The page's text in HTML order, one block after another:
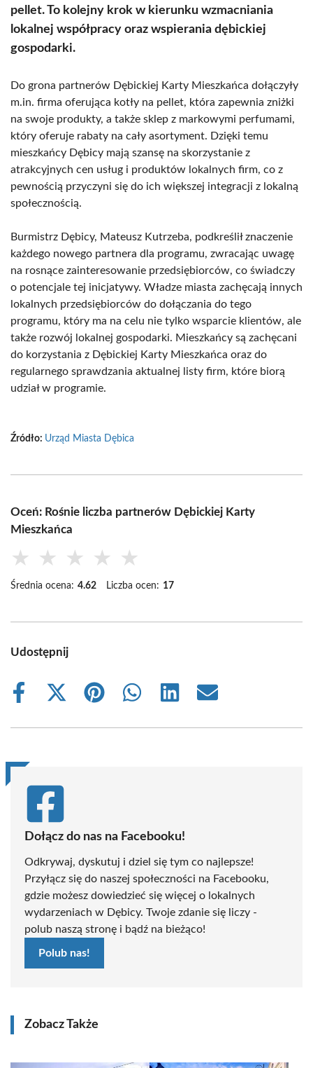
pellet. To kolejny krok w kierunku wzmacniania
lokalnej współpracy oraz wspierania dębickiej
gospodarki.
Do grona partnerów Dębickiej Karty Mieszkańca dołączyły
m.in. firma oferująca kotły na pellet, która zapewnia zniżki
na swoje produkty, a także sklep z markowymi perfumami,
który oferuje rabaty na cały asortyment. Dzięki temu
mieszkańcy Dębicy mają szansę na skorzystanie z
atrakcyjnych cen usług i produktów lokalnych firm, co z
pewnością przyczyni się do ich większej integracji z lokalną
społecznością.
Burmistrz Dębicy, Mateusz Kutrzeba, podkreślił znaczenie
każdego nowego partnera dla programu, zwracając uwagę
na rosnące zainteresowanie przedsiębiorców, co świadczy
o potencjale tej inicjatywy. Władze miasta zachęcają innych
lokalnych przedsiębiorców do dołączania do tego
programu, który ma na celu nie tylko wsparcie klientów, ale
także rozwój lokalnej gospodarki. Mieszkańcy są zachęcani
do korzystania z Dębickiej Karty Mieszkańca oraz do
regularnego sprawdzania aktualnej listy firm, które biorą
udział w programie.
Źródło: Urząd Miasta Dębica
Oceń: Rośnie liczba partnerów Dębickiej Karty
Mieszkańca
★ ★ ★ ★ ★
Średnia ocena: 4.62 Liczba ocen: 17
Udostępnij
Share
Share
(Twitter)
Share
Share
Share
Share
Dołącz do nas na Facebooku!
Odkrywaj, dyskutuj i dziel się tym co najlepsze!
Przyłącz się do naszej społeczności na Facebooku,
gdzie możesz dowiedzieć się więcej o lokalnych
wydarzeniach w Dębicy. Twoje zdanie się liczy -
polub naszą stronę i bądź na bieżąco!
Polub nas!
Zobacz Także